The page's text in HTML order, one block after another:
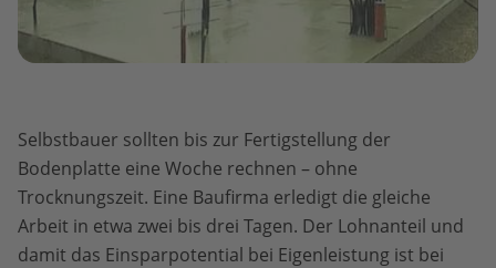
Selbstbauer sollten bis zur Fertigstellung der
Bodenplatte eine Woche rechnen – ohne
Trocknungszeit. Eine Baufirma erledigt die gleiche
Arbeit in etwa zwei bis drei Tagen. Der Lohnanteil und
damit das Einsparpotential bei Eigenleistung ist bei